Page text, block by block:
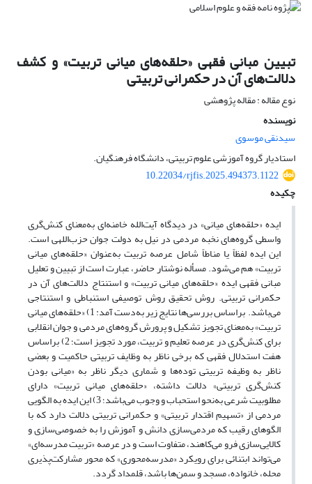
تبیین مبانی فقهی «حلقه‌های میانی تربیت» و کشف
دلالت‌های آن در حکمرانی تربیتی
نوع مقاله : مقاله پژوهشی
نویسنده
سیدنقی موسوی
استادیار گروه آموزشی علوم تربیتی، دانشگاه فرهنگیان.
10.22034/rjfis.2025.494373.1122
چکیده
ایده «حلقه‌های میانی» در دیدگاه آیت‌الله خامنه‌ای به‌معنای کنش‌گری
واسطی گروه‌های نخبه مردمی در نیل به دولت جوان حزب‌اللهی است.
این ایده لفظاً یا مناطاً شامل عرصه تربیت به‌عنوان «حلقه‌های میانی
تربیت» هم می‌شود. مسأله نوشتار حاضر، عبارت است از تبیین و تعلیل
مبانی فقهی ایده «حلقه‌های میانی تربیت» و استنتاج دلالت‌های آن در
حکمرانی تربیتی. روش تحقیق روش توصیفی استنباطی و استنتاجی
می‌باشد. براساس بررسی‌ها نتایج زیر به‌دست آمد: 1) «حلقه‌های میانی
تربیت» به‌معنای تجویز تشکیل و پرورش گروه‌های مردمی و جوان انقلابی
برای کنش‌گری در عرصه تعلیم و تربیت، مورد تجویز است؛ 2) براساس
هفت استدلال فقهی که برخی ناظر به وظایف تربیتی حاکمیت و بعضی
ناظر به وظیفه تربیتی توده‌ها و شماری دیگر ناظر به «میانی بودن
کنش‌گری تربیتی» دلالت داشته، «حلقه‌های میانی تربیت» دارای
مطلوبیت شرعی به‌نحو استحباب و وجوب می‌باشد؛ 3) این ایده به الگویی
مردمی از «تسهیم اقتدار تربیتی» و حکمرانی تربیتی دلالت دارد که با
الگو‌های رقیب که مردمی‌سازی دانش و آموزش را به خصوصی‌سازی و
کالایی‌سازی فرو می‌کاهند، متفاوت است و در عرصه «تربیت مدرسه‌ای»
می‌تواند ابتنائی برای رویکرد «مدرسه‌محوری» که محور مشارکت‌پذیری
محله، خانواده، مسجد و سمن‌ها باشد، قلمداد گردد.